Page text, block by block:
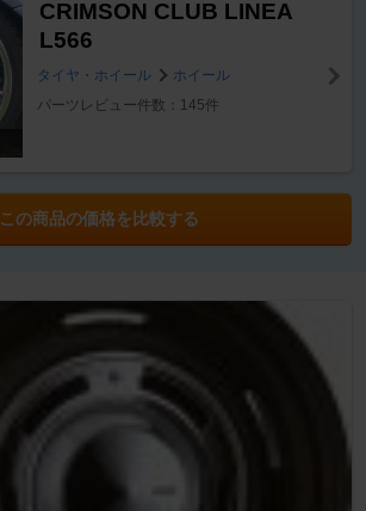
CRIMSON CLUB LINEA
L566
タイヤ・ホイール
ホイール
パーツレビュー件数：145件
この商品の価格を比較する